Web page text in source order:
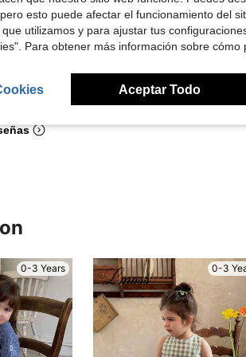
0-3 Years 0-3
esto puede afectar el funcionamiento del
utilizamos y para ajustar tus
Para obtener más información sobre cómo
Aceptar Todo